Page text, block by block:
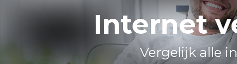
Internet
Vergelijk alle